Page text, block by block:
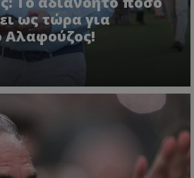
ως τώρα για
Αλαφούζος!